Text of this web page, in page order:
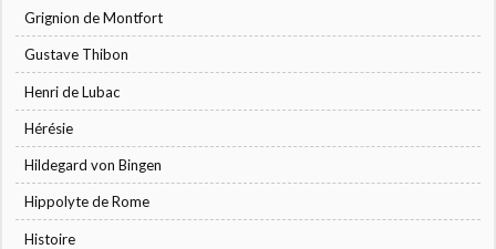
Grignion de Montfort
Gustave Thibon
Henri de Lubac
Hérésie
Hildegard von Bingen
Hippolyte de Rome
Histoire